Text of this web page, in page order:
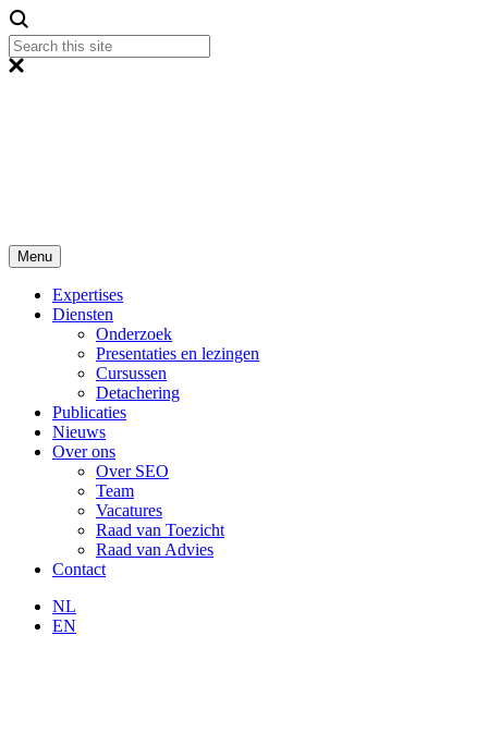
Menu
Expertises
Diensten
Onderzoek
Presentaties en lezingen
Cursussen
Detachering
Publicaties
Nieuws
Over ons
Over SEO
Team
Vacatures
Raad van Toezicht
Raad van Advies
Contact
NL
EN